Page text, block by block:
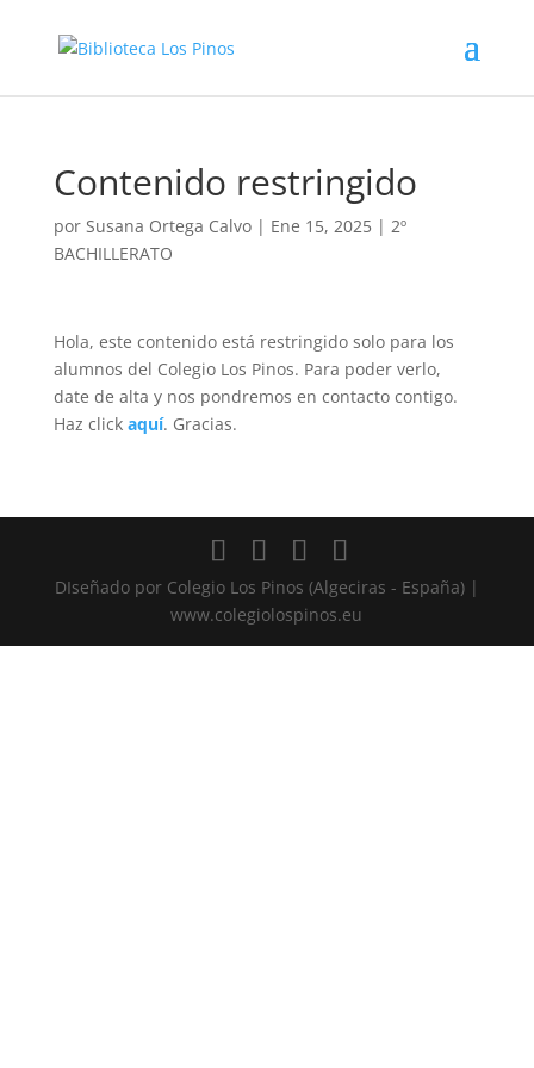
Contenido restringido
por Susana Ortega Calvo| Ene 15, 2025| 2º
BACHILLERATO
Hola, este contenido está restringido solo para los
alumnos del Colegio Los Pinos. Para poder verlo,
date de alta y nos pondremos en contacto contigo.
Haz click aquí. Gracias.
DIseñado por Colegio Los Pinos (Algeciras - España) |
www.colegiolospinos.eu